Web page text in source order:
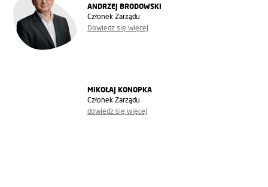
ANDRZEJ BRODOWSKI
Członek Zarządu
Dowiedz się więcej
MIKOŁAJ KONOPKA
Członek Zarządu
dowiedz się więcej